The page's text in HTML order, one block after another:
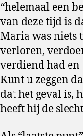
“helemaal een
van deze tijd is
Maria was niets
verloren,
verdiend had en
Kunt u zeggen
dat het geval is,
heeft hij de